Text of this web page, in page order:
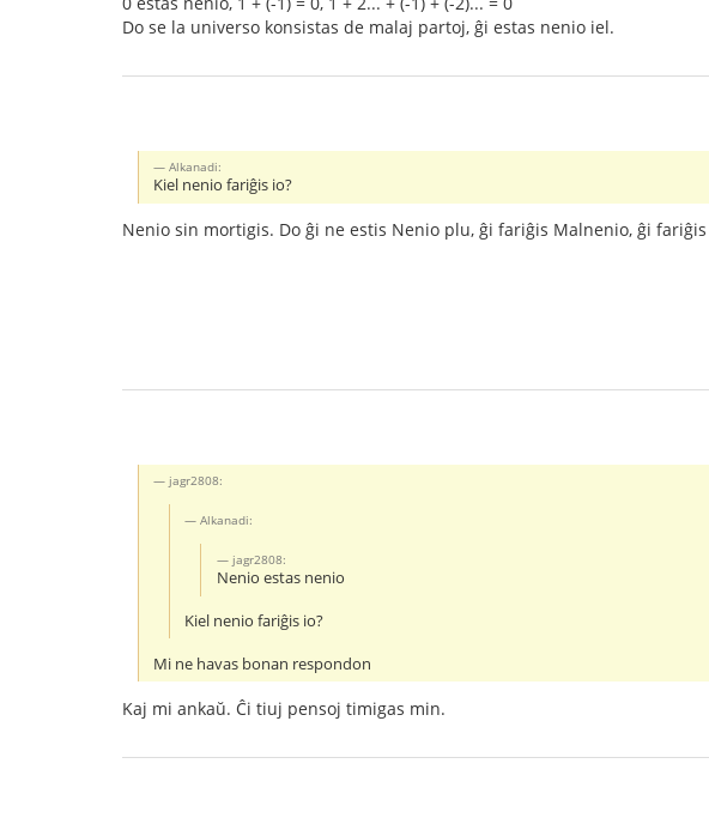
Do se la universo konsistas de malaj partoj, ĝi estas nenio iel.
Alkanadi:
Kiel nenio fariĝis io?
Nenio sin mortigis. Do ĝi ne estis Nenio plu, ĝi fariĝis Malnenio, ĝi fariĝis
jagr2808:
Alkanadi:
jagr2808:
Nenio estas nenio
Kiel nenio fariĝis io?
Mi ne havas bonan respondon
Kaj mi ankaŭ. Ĉi tiuj pensoj timigas min.